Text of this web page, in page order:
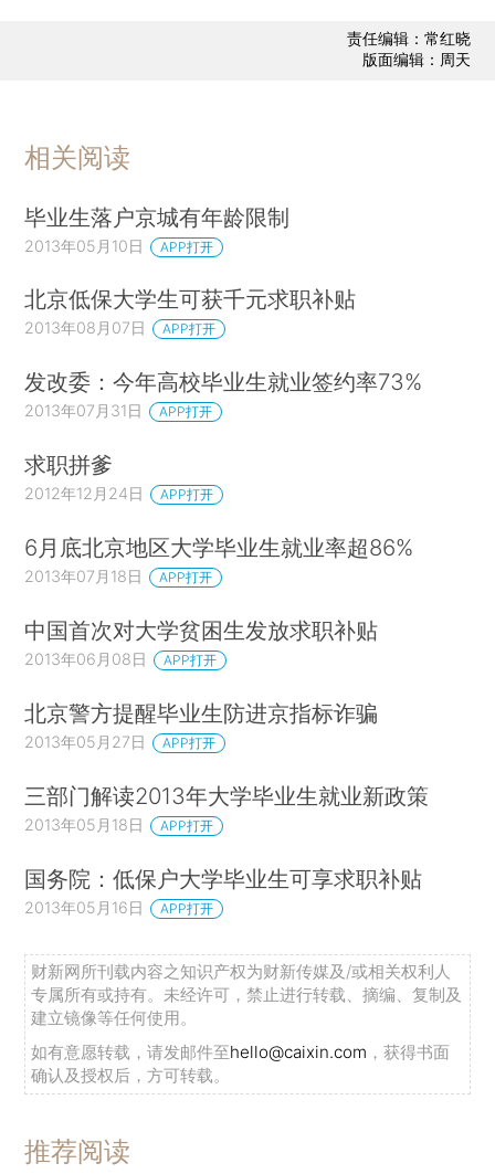
责任编辑：常红晓
版面编辑：周天
相关阅读
毕业生落户京城有年龄限制
2013年05月10日 APP打开
北京低保大学生可获千元求职补贴
2013年08月07日 APP打开
发改委：今年高校毕业生就业签约率73%
2013年07月31日 APP打开
求职拼爹
2012年12月24日 APP打开
6月底北京地区大学毕业生就业率超86%
2013年07月18日 APP打开
中国首次对大学贫困生发放求职补贴
2013年06月08日 APP打开
北京警方提醒毕业生防进京指标诈骗
2013年05月27日 APP打开
三部门解读2013年大学毕业生就业新政策
2013年05月18日 APP打开
国务院：低保户大学毕业生可享求职补贴
2013年05月16日 APP打开
财新网所刊载内容之知识产权为财新传媒及/或相关权利人
专属所有或持有。未经许可，禁止进行转载、摘编、复制及
建立镜像等任何使用。
如有意愿转载，请发邮件至hello@caixin.com ，获得书面
确认及授权后，方可转载。
推荐阅读